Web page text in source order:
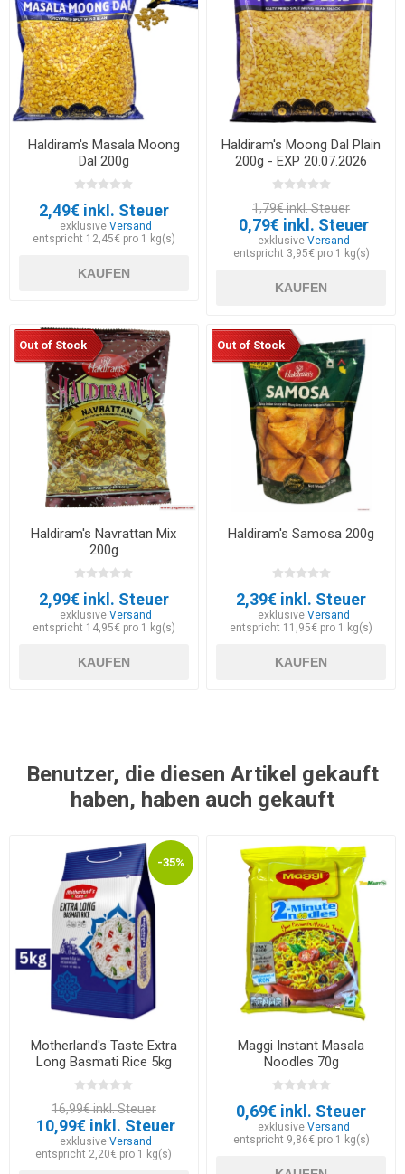
Haldiram's Masala Moong
Dal 200g
2,49€ inkl. Steuer
exklusiveVersand
entspricht 12,45€ pro 1 kg(s)
KAUFEN
Haldiram's Moong Dal Plain
200g - EXP 20.07.2026
1,79€ inkl. Steuer
0,79€ inkl. Steuer
exklusive Versand
entspricht 3,95€ pro 1 kg(s)
KAUFEN
Out of Stock
Haldiram's Navrattan Mix
200g
2,99€ inkl. Steuer
exklusiveVersand
entspricht 14,95€ pro 1 kg(s)
KAUFEN
Out of Stock
Haldiram's Samosa 200g
2,39€ inkl. Steuer
exklusive Versand
entspricht 11,95€ pro 1 kg(s)
KAUFEN
Benutzer, die diesen Artikel gekauft
haben, haben auch gekauft
-35%
Motherland's Taste Extra
Long Basmati Rice 5kg
16,99€ inkl. Steuer
10,99€ inkl. Steuer
exklusiveVersand
entspricht 2,20€ pro 1 kg(s)
Maggi Instant Masala
Noodles 70g
0,69€ inkl. Steuer
exklusive Versand
entspricht 9,86€ pro 1 kg(s)